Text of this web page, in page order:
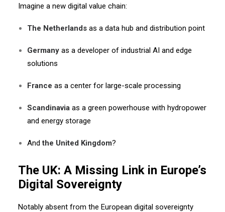
Imagine a new digital value chain:
The Netherlands as a data hub and distribution point
Germany as a developer of industrial AI and edge
solutions
France as a center for large-scale processing
Scandinavia as a green powerhouse with hydropower
and energy storage
Andthe United Kingdom?
The UK: A Missing Link in Europe’s
Digital Sovereignty
Notably absent from the European digital sovereignty